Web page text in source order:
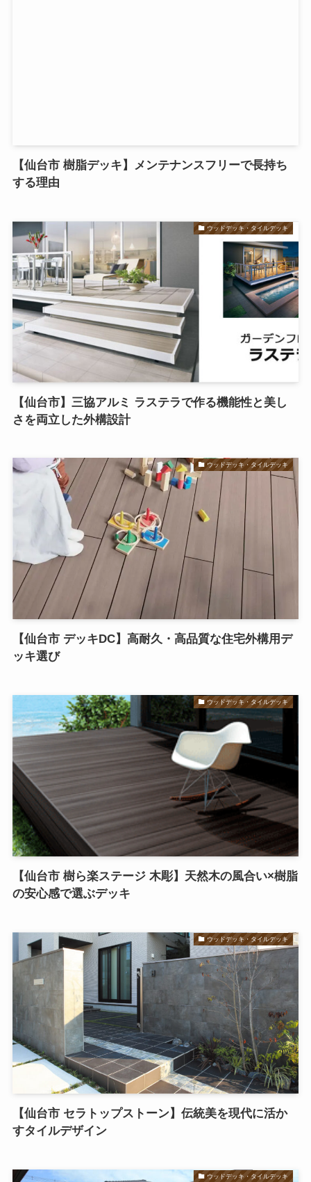
【仙台市 樹脂デッキ】メンテナンスフリーで長持ち
する理由
ウッドデッキ・タイルデッキ
【仙台市】三協アルミ ラステラで作る機能性と美し
さを両立した外構設計
ウッドデッキ・タイルデッキ
【仙台市 デッキDC】高耐久・高品質な住宅外構用デ
ッキ選び
ウッドデッキ・タイルデッキ
【仙台市 樹ら楽ステージ 木彫】天然木の風合い×樹脂
の安心感で選ぶデッキ
ウッドデッキ・タイルデッキ
【仙台市 セラトップストーン】伝統美を現代に活か
すタイルデザイン
ウッドデッキ・タイルデッキ